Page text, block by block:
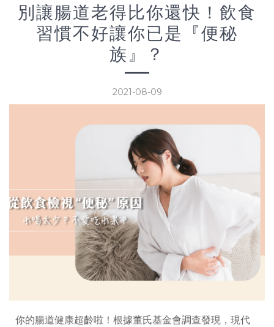
別讓腸道老得比你還快！飲食
習慣不好讓你已是『便秘
族』？
2021-08-09
你的腸道健康超齡啦！根據董氏基金會調查發現，現代